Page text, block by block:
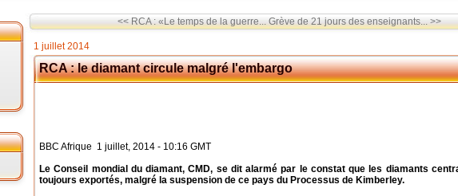
<< RCA : «Le temps de la guerre... Grève de 21 jours des enseignants... >>
1 juillet 2014
RCA : le diamant circule malgré l'embargo
BBC Afrique 1 juillet, 2014 - 10:16 GMT
Le Conseil mondial du diamant, CMD, se dit alarmé par le constat que les diamants
toujours exportés, malgré la suspension de ce pays du Processus de Kimberley.